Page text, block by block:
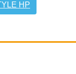
HP